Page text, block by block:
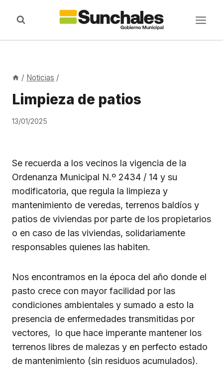
/ Noticias /
Limpieza de patios
13/01/2025
Se recuerda a los vecinos la vigencia de la
Ordenanza Municipal N.º 2434 / 14 y su
modificatoria, que regula la limpieza y
mantenimiento de veredas, terrenos baldíos y
patios de viviendas por parte de los propietarios
o en caso de las viviendas, solidariamente
responsables quienes las habiten.
Nos encontramos en la época del año donde el
pasto crece con mayor facilidad por las
condiciones ambientales y sumado a esto la
presencia de enfermedades transmitidas por
vectores, lo que hace imperante mantener los
terrenos libres de malezas y en perfecto estado
de mantenimiento (sin residuos acumulados).